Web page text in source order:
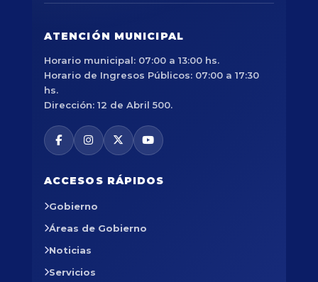
ATENCIÓN MUNICIPAL
Horario municipal: 07:00 a 13:00 hs.
Horario de Ingresos Públicos: 07:00 a 17:30
hs.
Dirección: 12 de Abril 500.
ACCESOS RÁPIDOS
Gobierno
Áreas de Gobierno
Noticias
Servicios